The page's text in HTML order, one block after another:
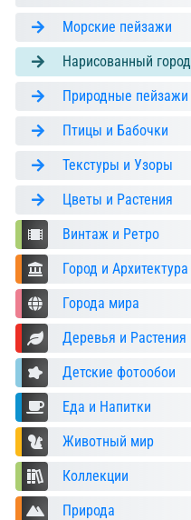
Морские пейзажи
Нарисованный город
Природные пейзажи
Птицы и Бабочки
Текстуры и Узоры
Цветы и Растения
Винтаж и Ретро
Город и Архитектура
Города мира
Деревья и Растения
Детские фотообои
Еда и Напитки
Животный мир
Коллекции
Природа